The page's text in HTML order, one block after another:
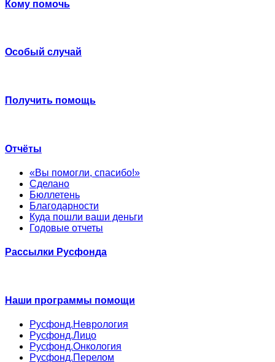
Кому помочь
Особый случай
Получить помощь
Отчёты
«Вы помогли, спасибо!»
Сделано
Бюллетень
Благодарности
Куда пошли ваши деньги
Годовые отчеты
Рассылки Русфонда
Наши программы помощи
Русфонд.Неврология
Русфонд.Лицо
Русфонд.Онкология
Русфонд.Перелом